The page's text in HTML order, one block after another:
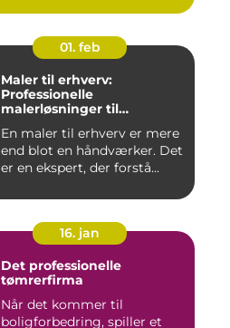
01. feb
Maler til erhverv:
Professionelle
malerløsninger til
En maler til erhverv er mere
end blot en håndværker. Det
er en ekspert, der forstå...
16. jan
Det professionelle
tømrerfirma
Når det kommer til
boligforbedring, spiller et